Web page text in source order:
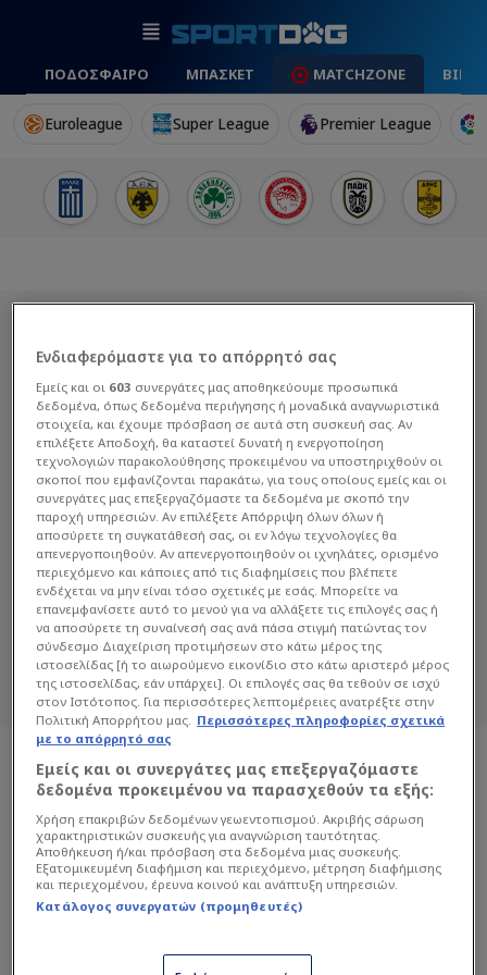
ΠΟΔΟΣΦΑΙΡΟ ΜΠΑΣΚΕΤ MATCHZONE
Euroleague Super League Premier League
ΑΓΚΟΥΣΤΊΝ ΑΛΒΆΡΕΣ
Διαβάστε όλα τα άρθρα του Sportdog
σχετικά με το θέμα Αγκουστίν Αλβάρες.
Sportdog: Πιστό στον φίλαθλο.
Ενδιαφερόμαστε για το απόρρητό σας
Εμείς και οι 603 συνεργάτες μας αποθηκεύουμε προσωπικά
δεδομένα, όπως δεδομένα περιήγησης ή μοναδικά αναγνωριστικά
στοιχεία, και έχουμε πρόσβαση σε αυτά στη συσκευή σας. Αν
επιλέξετε Αποδοχή, θα καταστεί δυνατή η ενεργοποίηση
τεχνολογιών παρακολούθησης προκειμένου να υποστηριχθούν οι
σκοποί που εμφανίζονται παρακάτω, για τους οποίους εμείς και οι
συνεργάτες μας επεξεργαζόμαστε τα δεδομένα με σκοπό την
παροχή υπηρεσιών. Αν επιλέξετε Απόρριψη όλων όλων ή
αποσύρετε τη συγκατάθεσή σας, οι εν λόγω τεχνολογίες θα
απενεργοποιηθούν. Αν απενεργοποιηθούν οι ιχνηλάτες, ορισμένο
περιεχόμενο και κάποιες από τις διαφημίσεις που βλέπετε
ενδέχεται να μην είναι τόσο σχετικές με εσάς. Μπορείτε να
επανεμφανίσετε αυτό το μενού για να αλλάξετε τις επιλογές σας ή
να αποσύρετε τη συναίνεσή σας ανά πάσα στιγμή πατώντας τον
σύνδεσμο Διαχείριση προτιμήσεων στο κάτω μέρος της
ιστοσελίδας [ή το αιωρούμενο εικονίδιο στο κάτω αριστερό μέρος
της ιστοσελίδας, εάν υπάρχει]. Οι επιλογές σας θα τεθούν σε ισχύ
στον Ιστότοπος. Για περισσότερες λεπτομέρειες ανατρέξτε στην
Πολιτική Απορρήτου μας. Περισσότερες πληροφορίες σχετικά
με το απόρρητό σας
Εμείς και οι συνεργάτες μας επεξεργαζόμαστε
δεδομένα προκειμένου να παρασχεθούν τα εξής:
Χρήση επακριβών δεδομένων γεωεντοπισμού. Ακριβής σάρωση
χαρακτηριστικών συσκευής για αναγνώριση ταυτότητας.
Αποθήκευση ή/και πρόσβαση στα δεδομένα μιας συσκευής.
Εξατομικευμένη διαφήμιση και περιεχόμενο, μέτρηση διαφήμισης
και περιεχομένου, έρευνα κοινού και ανάπτυξη υπηρεσιών.
Κατάλογος συνεργατών (προμηθευτές)